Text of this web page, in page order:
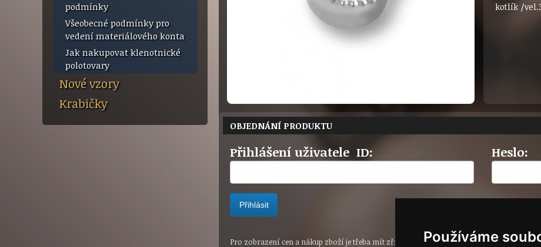
Používáme
podmínky
Všeobecné podmínky pro
vedení materiálového konta
Jak nakupovat klenotnické
polotovary
Nové vzory
Krabičky
kotlík /
OBJEDNÁNÍ PRODUKTU
Přihlášení uživatele ID: Heslo:
Pro zobrazení cen a nákup zboží je třeba mít zřízen u společnosti Soliter a.s. účet pro